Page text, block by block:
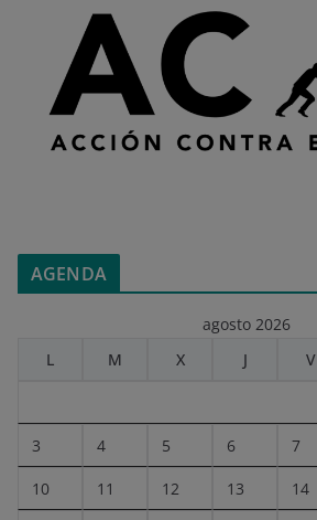
AGENDA
agosto 2026
L
M X J V
3 4 5 6 7
10 11 12 13 14